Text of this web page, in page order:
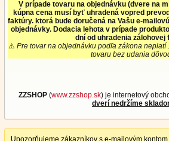
V prípade tovaru na objednávku (dvere na
kúpna cena musí byť uhradená vopred
faktúry. ktorá bude doručená na Vašu e-
objednávky. Dodacia lehota v prípade
dní od uhradenia zálohovej
⚠ Pre tovar na objednávku podľa zákona
tovaru bez udania
ZZSHOP (www.zzshop.sk) je internetový
dverí nedržíme